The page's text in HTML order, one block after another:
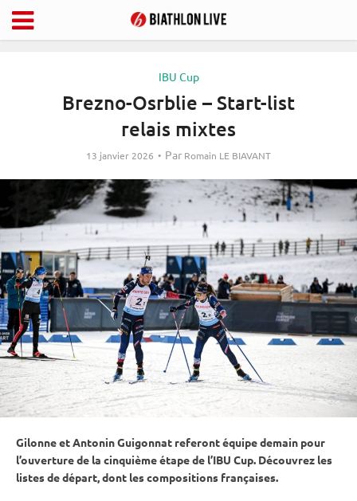
IBU Cup
Brezno-Osrblie – Start-list
relais mixtes
13 janvier 2026 Par Romain LE BIAVANT
Gilonne et Antonin Guigonnat referont équipe demain pour
l’ouverture de la cinquième étape de l’IBU Cup. Découvrez les
listes de départ, dont les compositions françaises.